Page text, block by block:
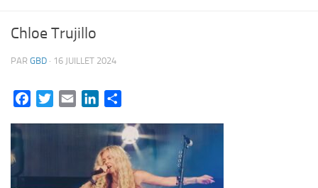
Chloe Trujillo
PAR GBD · 16 JUILLET 2024
FacebookTwitterEmail LinkedIn